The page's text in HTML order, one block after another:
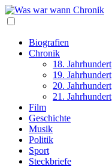
Biografien
Chronik
18. Jahrhundert
19. Jahrhundert
20. Jahrhundert
21. Jahrhundert
Film
Geschichte
Musik
Politik
Sport
Steckbriefe